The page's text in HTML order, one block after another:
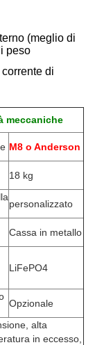
(meglio di
peso
di
meccaniche
M8 o Anderson
18 kg
personalizzato
Cassa in metallo
LiFePO4
Opzionale
alta
in eccesso,